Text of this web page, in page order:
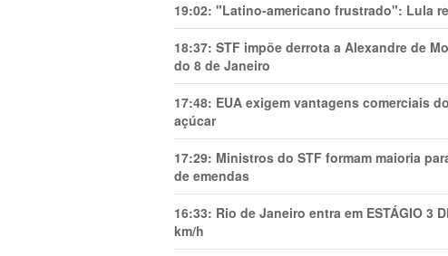
19:02: "Latino-americano frustrado": Lula
18:37: STF impõe derrota a Alexandre de
do 8 de Janeiro
17:48: EUA exigem vantagens comerciais
açúcar
17:29: Ministros do STF formam maioria
de emendas
16:33: Rio de Janeiro entra em ESTÁGIO 3
km/h